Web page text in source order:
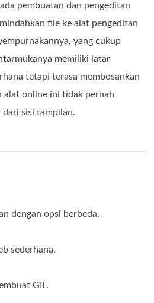
pembuatan dan pengeditan
file ke alat pengeditan
yang cukup
memiliki latar
tetapi terasa membosankan
alat online ini tidak pernah
dari sisi tampilan.
dengan opsi berbeda.
sederhana.
GIF.